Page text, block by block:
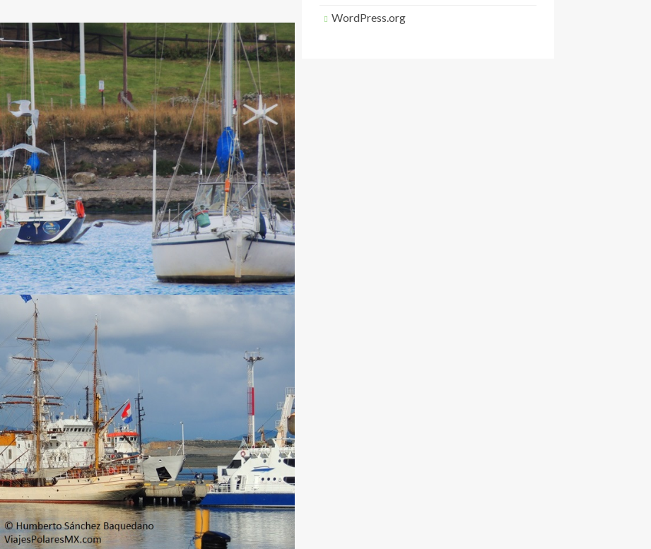
WordPress.org